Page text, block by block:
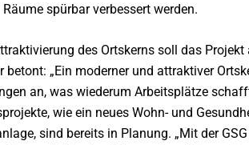
spürbar verbessert werden.
des Ortskerns soll das
betont: „Ein moderner und attraktiver
an, was wiederum Arbeitsplätze
wie ein neues Wohn- und
sind bereits in Planung. „Mit der